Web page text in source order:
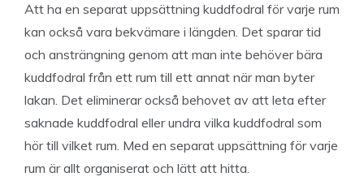
Att ha en separat uppsättning kuddfodral för varje rum
kan också vara bekvämare i längden. Det sparar tid
och ansträngning genom att man inte behöver bära
kuddfodral från ett rum till ett annat när man byter
lakan. Det eliminerar också behovet av att leta efter
saknade kuddfodral eller undra vilka kuddfodral som
hör till vilket rum. Med en separat uppsättning för varje
rum är allt organiserat och lätt att hitta.